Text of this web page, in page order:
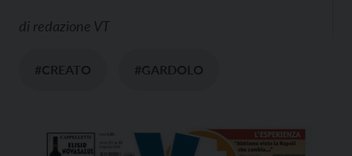
di redazione VT
#CREATO #GARDOLO